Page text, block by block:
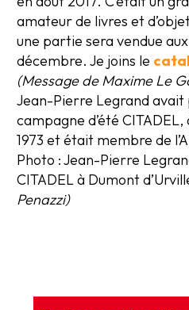
amateur de livres et
une partie sera vendue
décembre. Je joins le
(Message de Maxime Le
Jean-Pierre Legrand
campagne d’été
1973 et était membre de
Photo : Jean-Pierre
CITADEL à Dumont
Penazzi)